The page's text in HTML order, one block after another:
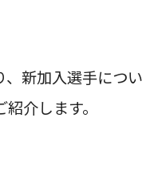
新加入選手につい
介します。